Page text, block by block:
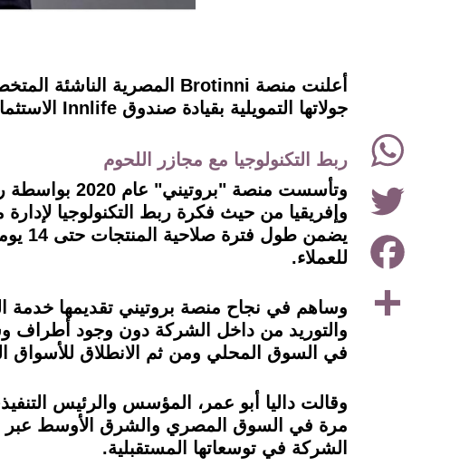
Share
Facebook
Twitter
WhatsApp
instagram
جولاتها التمويلية بقيادة صندوق Innlife الاستثماري.
ربط التكنولوجيا مع مجازر اللحوم
وتأسست
وإفريقيا من حيث فكرة ربط التكنولوجيا
للعملاء.
وساهم في نجاح منصة بروتيني تقديمها خدمة
والتوريد من داخل الشركة دون وجود أطراف
في السوق المحلي ومن ثم الانطلاق للأسواق
الشركة في توسعاتها المستقبلية.